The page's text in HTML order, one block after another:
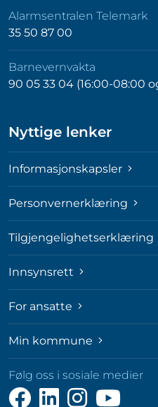
Alarmsentralen Telemark
35 50 87 00
Barnevernvakta
90 05 33 04 (16:00-08:00
Nyttige lenker
Informasjonskapsler
Personvernerklæring
Tilgjengelighetserklæring
Innsynsrett
For ansatte
Min kommune
Følg oss i sosiale medier
Følg
Følg
Følg
Følg